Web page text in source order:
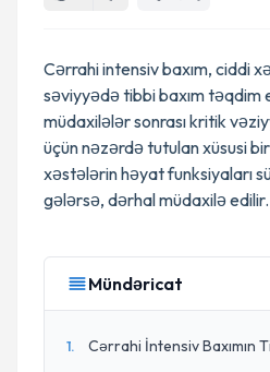
Cərrahi intensiv baxım, ciddi
səviyyədə tibbi baxım təqdim
müdaxilələr sonrası kritik
üçün nəzərdə tutulan xüsusi
xəstələrin həyat funksiyaları
gələrsə, dərhal müdaxilə edilir.
Mündəricat
1. Cərrahi İntensiv Baxımın